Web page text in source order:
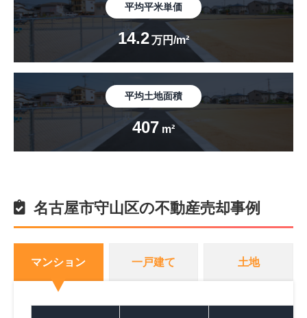
平均平米単価
14.2万円/m²
平均土地面積
407 m²
名古屋市守山区の不動産売却事例
マンション 一戸建て 土地